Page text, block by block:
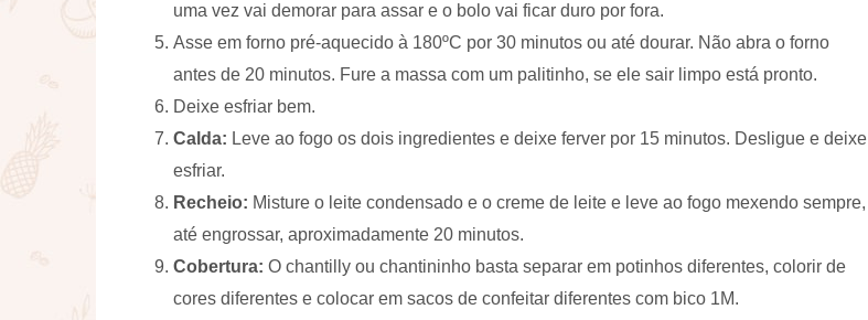
uma vez vai demorar para assar e o bolo vai ficar duro por fora.
Asse em forno pré-aquecido à 180ºC por 30 minutos ou até dourar. Não abra o forno
antes de 20 minutos. Fure a massa com um palitinho, se ele sair limpo está pronto.
Deixe esfriar bem.
Calda: Leve ao fogo os dois ingredientes e deixe ferver por 15 minutos. Desligue e deixe
esfriar.
Recheio: Misture o leite condensado e o creme de leite e leve ao fogo mexendo sempre,
até engrossar, aproximadamente 20 minutos.
Cobertura: O chantilly ou chantininho basta separar em potinhos diferentes, colorir de
cores diferentes e colocar em sacos de confeitar diferentes com bico 1M.